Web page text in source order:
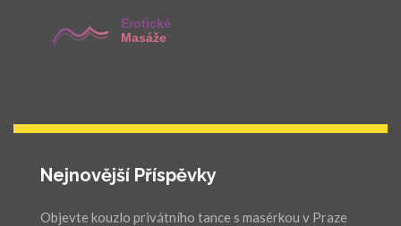
Nejnovější Příspěvky
Objevte kouzlo privátního tance s masérkou v Praze